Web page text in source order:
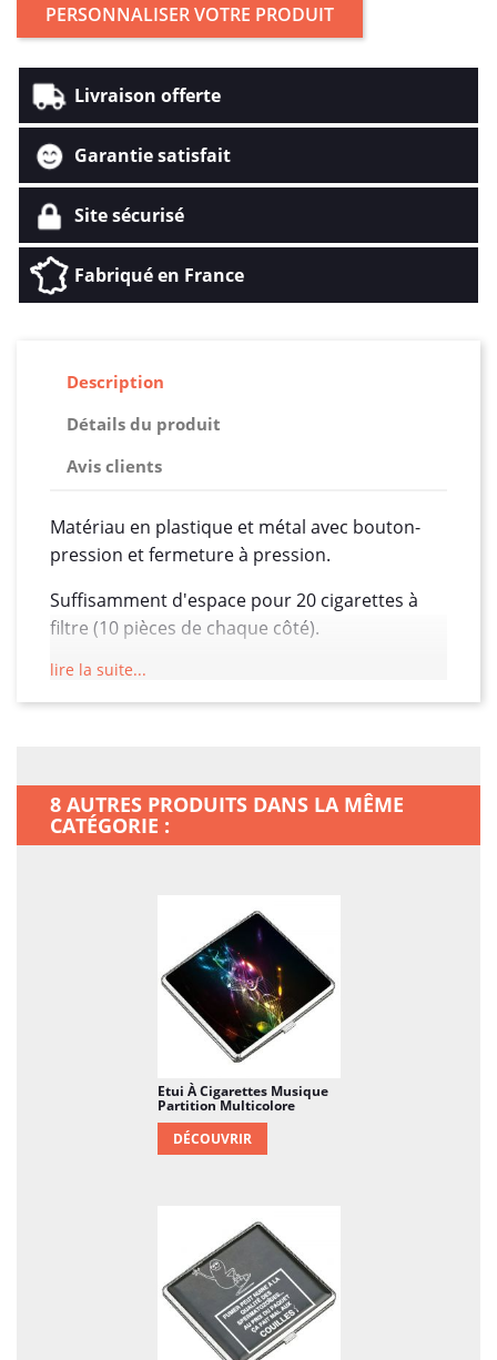
PERSONNALISER VOTRE PRODUIT
Livraison offerte
Garantie satisfait
Site sécurisé
Fabriqué en France
Description
Détails du produit
Avis clients
Matériau en plastique et métal avec bouton-
pression et fermeture à pression.
Suffisamment d'espace pour 20 cigarettes à
filtre (10 pièces de chaque côté).
Fixation optimale des cigarettes grâce aux
élastiques situés à l'intérieur (la couleur des
bouchées, mais ne convient pas pour les
longues cigarettes de 100 mm.
vide. Taille compacte pour les sacs à main et
les poches de veste.
lire la suite...
8 AUTRES PRODUITS DANS LA MÊME
CATÉGORIE :
Etui À Cigarettes Musique
Partition Multicolore
DÉCOUVRIR